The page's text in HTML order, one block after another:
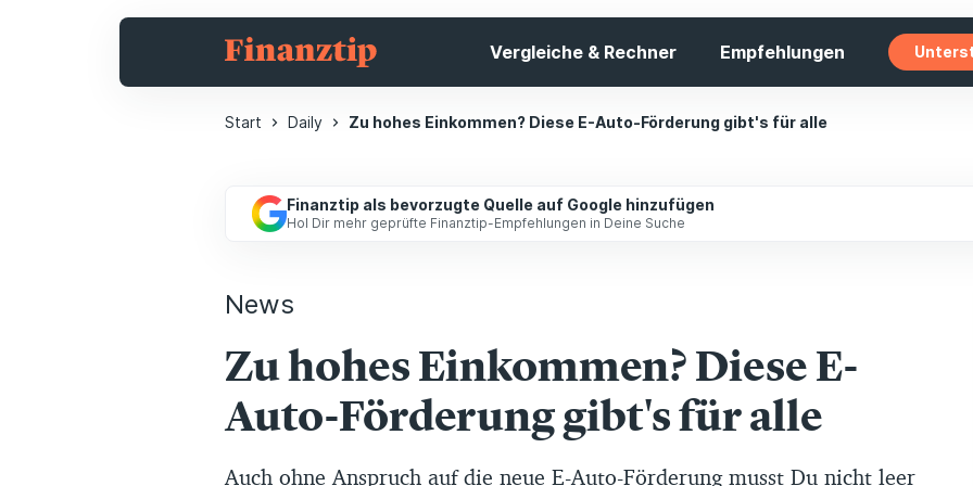
Vergleiche & Rechner Empfehlungen
Start Daily Zu hohes Einkommen? Diese E-Auto-Förderung gibt's für alle
Finanztip als bevorzugte Quelle auf Google hinzufügen
Hol Dir mehr geprüfte Finanztip-Empfehlungen in Deine Suche
News
Zu hohes Einkommen? Diese E-
Auto-Förderung gibt's für alle
Auch ohne Anspruch auf die neue E-Auto-Förderung musst Du nicht leer